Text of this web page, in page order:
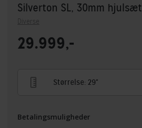
Silverton SL, 30mm hjulsæt
Diverse
29.999,-
Størrelse: 29"
Betalingsmuligheder